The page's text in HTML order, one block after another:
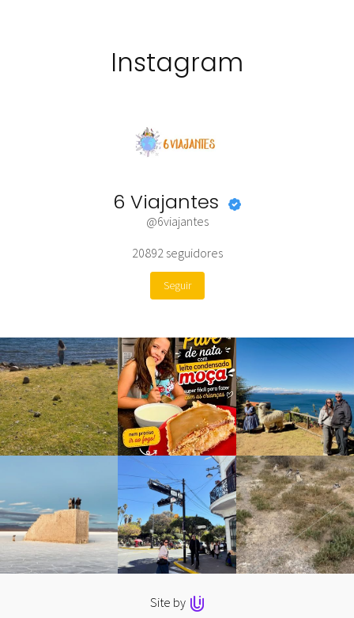
Instagram
6 Viajantes
@6viajantes
20892 seguidores
Seguir
Site by